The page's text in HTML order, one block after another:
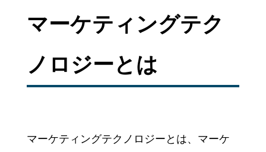
マーケティングテク
ノロジーとは
マーケティングテクノロジーとは、マーケ